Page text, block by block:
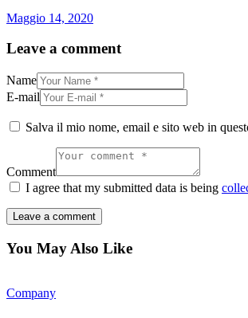
Maggio 14, 2020
Leave a comment
Name
E-mail
Salva il mio nome, email e sito web in
Comment
I agree that my submitted data is being
You May Also Like
Company